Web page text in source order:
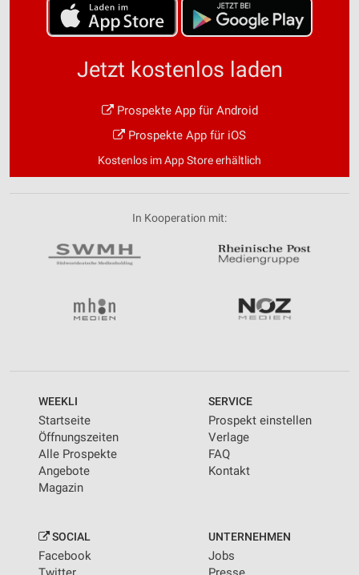
Jetzt kostenlos laden
Prospekte App für Android
Prospekte App für iOS
Kostenlos im App Store erhältlich
In Kooperation mit:
WEEKLI
Startseite
Öffnungszeiten
Alle Prospekte
Angebote
Magazin
SERVICE
Prospekt einstellen
Verlage
FAQ
Kontakt
SOCIAL
Facebook
UNTERNEHMEN
Jobs